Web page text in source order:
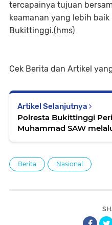
tercapainya tujuan
keamanan yang lebih
Bukittinggi.(hms)
Cek Berita dan Artikel
Artikel Selanjutnya
Polresta Bukittinggi
Muhammad SAW
Berita Nasional